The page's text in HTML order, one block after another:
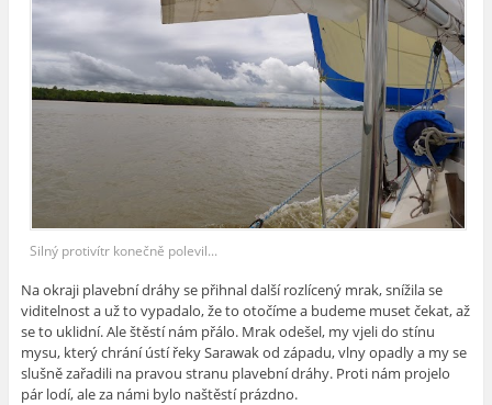
Silný protivítr konečně polevil...
Na okraji plavební dráhy se přihnal další rozlícený mrak, snížila se
viditelnost a už to vypadalo, že to otočíme a budeme muset čekat, až
se to uklidní. Ale štěstí nám přálo. Mrak odešel, my vjeli do stínu
mysu, který chrání ústí řeky Sarawak od západu, vlny opadly a my se
slušně zařadili na pravou stranu plavební dráhy. Proti nám projelo
pár lodí, ale za námi bylo naštěstí prázdno.